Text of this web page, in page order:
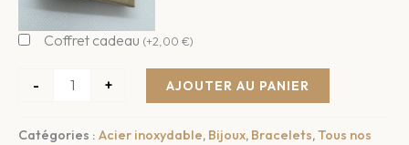
Coffret cadeau (+2,00 €)
- + AJOUTER AU PANIER
Catégories : Acier inoxydable, Bijoux, Bracelets,Tous nos